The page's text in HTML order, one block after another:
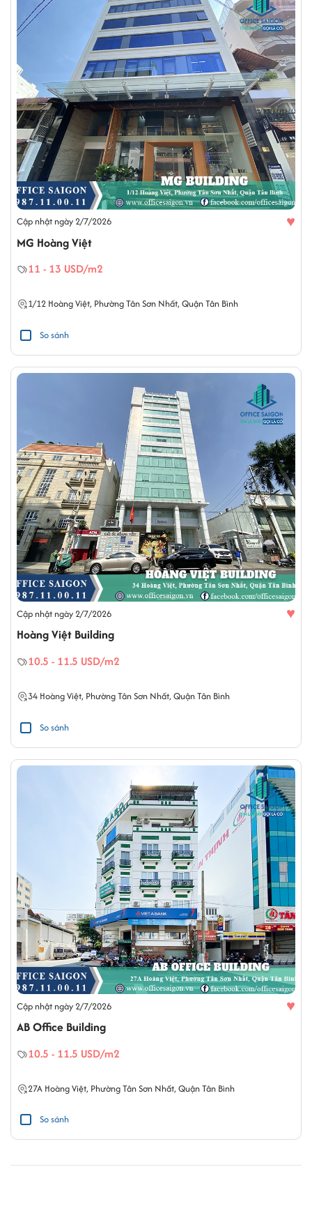
Cập nhật ngày 2/7/2026 ♥
MG Hoàng Việt
11 - 13 USD/m2
1/12 Hoàng Việt, Phường Tân Sơn Nhất, Quận Tân Bình
So sánh
Cập nhật ngày 2/7/2026 ♥
Hoàng Việt Building
10.5 - 11.5 USD/m2
34 Hoàng Việt, Phường Tân Sơn Nhất, Quận Tân Bình
So sánh
Cập nhật ngày 2/7/2026 ♥
AB Office Building
10.5 - 11.5 USD/m2
27A Hoàng Việt, Phường Tân Sơn Nhất, Quận Tân Bình
So sánh